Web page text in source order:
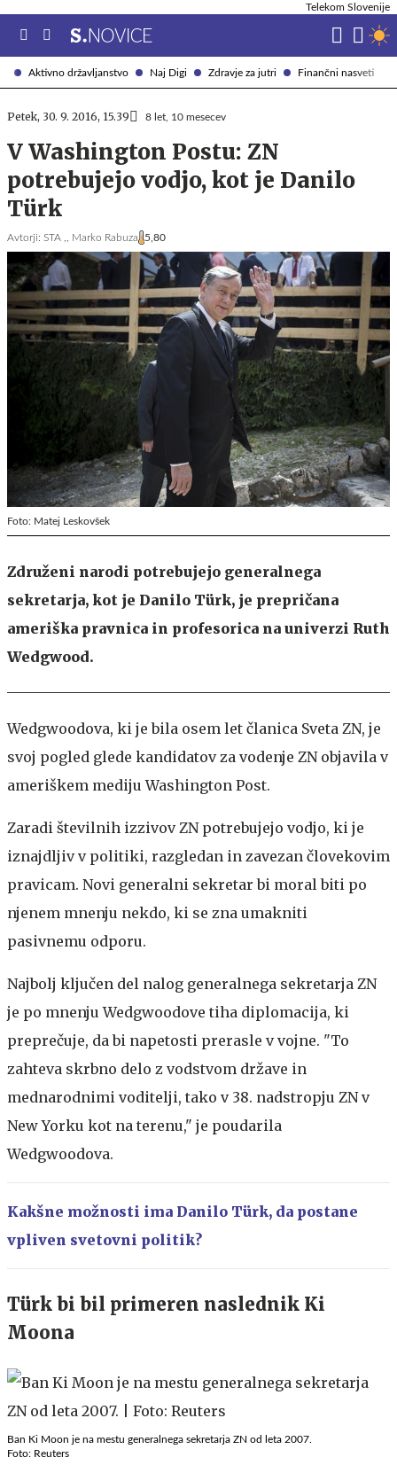
Aktivno državljanstvo Naj Digi Zdravje za jutri Finančni nasveti
Telekom Slovenije
Petek, 30. 9. 2016, 15.39 8 let, 10 mesecev
V Washington Postu: ZN
potrebujejo vodjo, kot je Danilo
Türk
Avtorji: STA ,, Marko Rabuza 5,80
Foto: Matej Leskovšek
Združeni narodi potrebujejo generalnega
sekretarja, kot je Danilo Türk, je prepričana
ameriška pravnica in profesorica na univerzi Ruth
Wedgwood.
Wedgwoodova, ki je bila osem let članica Sveta ZN, je
svoj pogled glede kandidatov za vodenje ZN objavila v
ameriškem mediju Washington Post.
Zaradi številnih izzivov ZN potrebujejo vodjo, ki je
iznajdljiv v politiki, razgledan in zavezan človekovim
pravicam. Novi generalni sekretar bi moral biti po
njenem mnenju nekdo, ki se zna umakniti
pasivnemu odporu.
Najbolj ključen del nalog generalnega sekretarja ZN
je po mnenju Wedgwoodove tiha diplomacija, ki
preprečuje, da bi napetosti prerasle v vojne. "To
zahteva skrbno delo z vodstvom države in
mednarodnimi voditelji, tako v 38. nadstropju ZN v
New Yorku kot na terenu," je poudarila
Wedgwoodova.
Kakšne možnosti ima Danilo Türk, da postane
vpliven svetovni politik?
Türk bi bil primeren naslednik Ki
Moona
Ban Ki Moon je na mestu generalnega sekretarja ZN od leta 2007.
Foto: Reuters